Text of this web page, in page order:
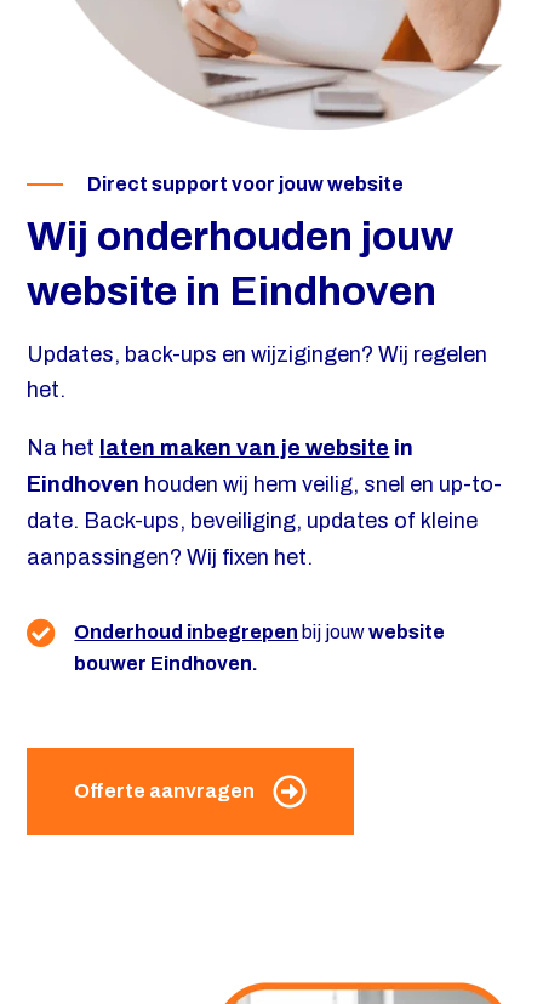
Direct support voor jouw website
Wij onderhouden jouw
website in Eindhoven
Updates, back-ups en wijzigingen? Wij regelen
het.
Na het laten maken van je website in
Eindhoven houden wij hem veilig, snel en up-to-
date. Back-ups, beveiliging, updates of kleine
aanpassingen? Wij fixen het.
Onderhoud inbegrepen bij jouwwebsite
bouwer Eindhoven.
Offerte aanvragen